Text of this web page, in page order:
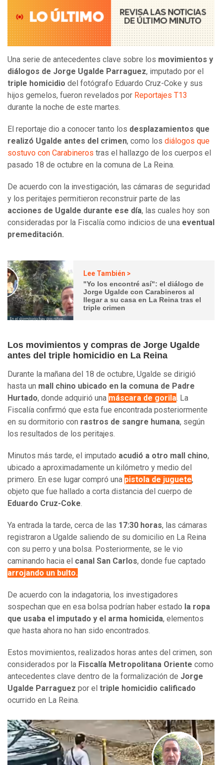
Una serie de antecedentes clave sobre los movimientos y
diálogos de Jorge Ugalde Parraguez, imputado por el
triple homicidio del fotógrafo Eduardo Cruz-Coke y sus
hijos gemelos, fueron revelados por Reportajes T13
durante la noche de este martes.
El reportaje dio a conocer tanto los desplazamientos que
realizó Ugalde antes del crimen, como los diálogos que
sostuvo con Carabineros tras el hallazgo de los cuerpos el
pasado 18 de octubre en la comuna de La Reina.
De acuerdo con la investigación, las cámaras de seguridad
y los peritajes permitieron reconstruir parte de las
acciones de Ugalde durante ese día, las cuales hoy son
consideradas por la Fiscalía como indicios de una eventual
premeditación.
Lee También >
"Yo los encontré así": el diálogo de
Jorge Ugalde con Carabineros al
llegar a su casa en La Reina tras el
triple crimen
Los movimientos y compras de Jorge Ugalde
antes del triple homicidio en La Reina
Durante la mañana del 18 de octubre, Ugalde se dirigió
hasta un mall chino ubicado en la comuna de Padre
Hurtado, donde adquirió una máscara de gorila. La
Fiscalía confirmó que esta fue encontrada posteriormente
en su dormitorio con rastros de sangre humana, según
los resultados de los peritajes.
Minutos más tarde, el imputado acudió a otro mall chino,
ubicado a aproximadamente un kilómetro y medio del
primero. En ese lugar compró una pistola de juguete,
objeto que fue hallado a corta distancia del cuerpo de
Eduardo Cruz-Coke.
Ya entrada la tarde, cerca de las 17:30 horas, las cámaras
registraron a Ugalde saliendo de su domicilio en La Reina
con su perro y una bolsa. Posteriormente, se le vio
caminando hacia el canal San Carlos, donde fue captado
arrojando un bulto.
De acuerdo con la indagatoria, los investigadores
sospechan que en esa bolsa podrían haber estado la ropa
que usaba el imputado y el arma homicida, elementos
que hasta ahora no han sido encontrados.
Estos movimientos, realizados horas antes del crimen, son
considerados por la Fiscalía Metropolitana Oriente como
antecedentes clave dentro de la formalización de Jorge
Ugalde Parraguez por el triple homicidio calificado
ocurrido en La Reina.